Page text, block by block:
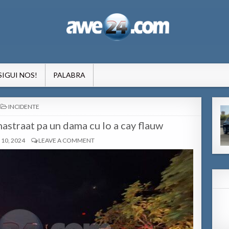
NOS! PALABRA
POSTED
IN
INCIDENTE
pa un dama cu lo a cay flauw
10, 2024 LEAVE A COMMENT